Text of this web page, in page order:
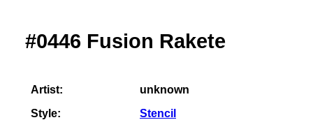
#0446 Fusion Rakete
Artist:
unknown
Style:
Stencil